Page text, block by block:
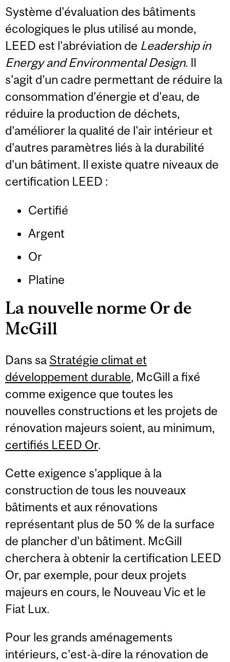
Système d'évaluation des bâtiments
écologiques le plus utilisé au monde,
LEED est l'abréviation de Leadership in
Energy and Environmental Design. Il
s'agit d'un cadre permettant de réduire la
consommation d'énergie et d'eau, de
réduire la production de déchets,
d'améliorer la qualité de l'air intérieur et
d'autres paramètres liés à la durabilité
d'un bâtiment. Il existe quatre niveaux de
certification LEED :
Certifié
Argent
Or
Platine
La nouvelle norme Or de
McGill
Dans sa Stratégie climat et
développement durable, McGill a fixé
comme exigence que toutes les
nouvelles constructions et les projets de
rénovation majeurs soient, au minimum,
certifiés LEED Or.
Cette exigence s'applique à la
construction de tous les nouveaux
bâtiments et aux rénovations
représentant plus de 50 % de la surface
de plancher d'un bâtiment. McGill
cherchera à obtenir la certification LEED
Or, par exemple, pour deux projets
majeurs en cours, le Nouveau Vic et le
Fiat Lux.
Pour les grands aménagements
intérieurs, c'est-à-dire la rénovation de